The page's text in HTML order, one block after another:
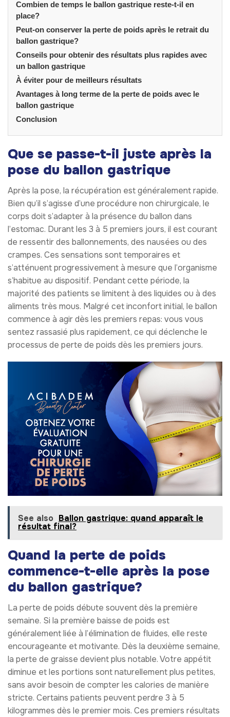
Combien de temps le ballon gastrique reste-t-il en
place?
Peut-on conserver la perte de poids après le retrait du
ballon gastrique?
Conseils pour obtenir des résultats plus rapides avec
un ballon gastrique
À éviter pour de meilleurs résultats
Avantages à long terme de la perte de poids avec le
ballon gastrique
Conclusion
Que se passe-t-il juste après la
pose du ballon gastrique
Après la pose, la récupération est généralement rapide.
Bien qu’il s’agisse d’une procédure non chirurgicale, le
corps doit s’adapter à la présence du ballon dans
l’estomac. Durant les 3 à 5 premiers jours, il est courant
de ressentir des ballonnements, des nausées ou des
crampes. Ces sensations sont temporaires et
s’atténuent progressivement à mesure que l’organisme
s’habitue au dispositif. Pendant cette période, la
majorité des patients se limitent à des liquides ou à des
aliments très mous. Malgré cet inconfort initial, le ballon
commence à agir dès les premiers repas: vous vous
sentez rassasié plus rapidement, ce qui déclenche le
processus de perte de poids dès les premiers jours.
See also Ballon gastrique: quand apparaît le
résultat final?
Quand la perte de poids
commence-t-elle après la pose
du ballon gastrique?
La perte de poids débute souvent dès la première
semaine. Si la première baisse de poids est
généralement liée à l’élimination de fluides, elle reste
encourageante et motivante. Dès la deuxième semaine,
la perte de graisse devient plus notable. Votre appétit
diminue et les portions sont naturellement plus petites,
sans avoir besoin de compter les calories de manière
stricte. Certains patients peuvent perdre 3 à 5
kilogrammes dès le premier mois. Ces premiers résultats